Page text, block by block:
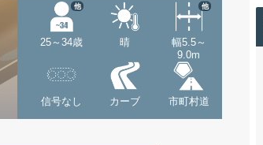
25～34歳
他
晴
幅5.5～
9.0m
他
信号なし カーブ 市町村道